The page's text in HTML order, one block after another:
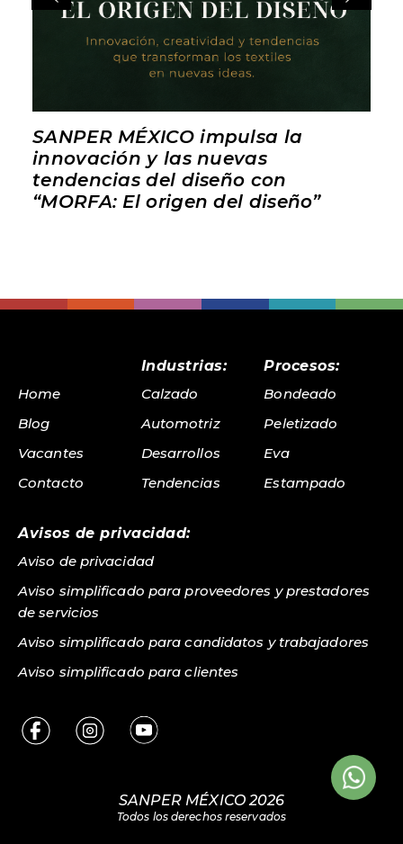
SANPER MÉXICO impulsa la
innovación y las nuevas
tendencias del diseño con
“MORFA: El origen del diseño”
Home
Blog
Vacantes
Contacto
Industrias:
Calzado
Automotriz
Desarrollos
Tendencias
Procesos:
Bondeado
Peletizado
Eva
Estampado
Avisos de privacidad:
Aviso de privacidad
Aviso simplificado para proveedores y prestadores
de servicios
Aviso simplificado para candidatos y trabajadores
Aviso simplificado para clientes
SANPER MÉXICO 2026
Todos los derechos reservados